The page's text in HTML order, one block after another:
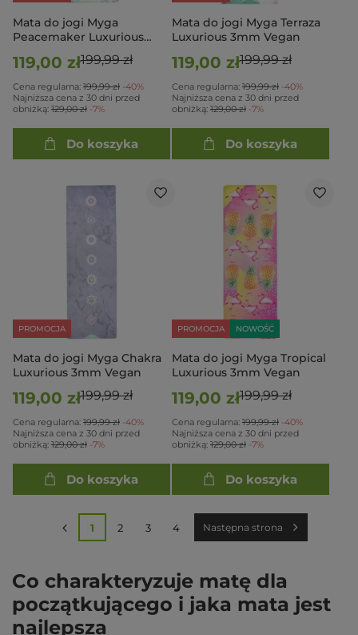
Mata do jogi Myga
Peacemaker Luxurious
119,00 zł199,99 zł
Cena regularna: 199,99 zł -40%
Najniższa cena z 30 dni przed
obniżką: 129,00 zł -7%
Do koszyka
Mata do jogi Myga Terraza
Luxurious 3mm Vegan
119,00 zł199,99 zł
Cena regularna: 199,99 zł -40%
Najniższa cena z 30 dni przed
obniżką: 129,00 zł -7%
Do koszyka
PROMOCJA
Mata do jogi Myga Chakra
Luxurious 3mm Vegan
119,00 zł199,99 zł
Cena regularna: 199,99 zł -40%
Najniższa cena z 30 dni przed
obniżką: 129,00 zł -7%
Do koszyka
PROMOCJA NOWOŚĆ
Mata do jogi Myga Tropical
Luxurious 3mm Vegan
119,00 zł199,99 zł
Cena regularna: 199,99 zł -40%
Najniższa cena z 30 dni przed
obniżką: 129,00 zł -7%
Do koszyka
1 2 3 4 Następna strona
Co charakteryzuje matę dla
początkującego i jaka mata jest
najlepsza